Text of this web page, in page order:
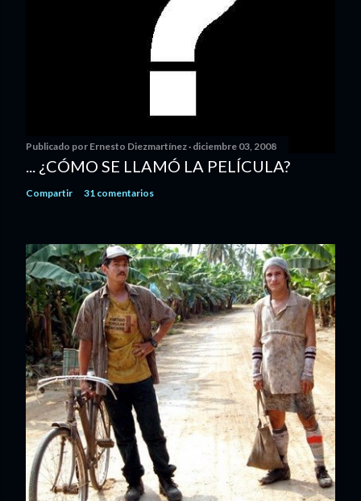
Publicado por Ernesto Diezmartínez diciembre 03, 2008
... ¿CÓMO SE LLAMÓ LA PELÍCULA?
Compartir 31 comentarios